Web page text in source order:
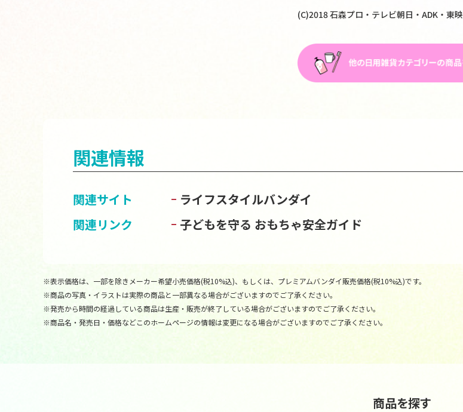
(C)2018 石森プロ・テレビ朝日・ADK・東映
関連情報
関連サイト
ライフスタイルバンダイ
関連リンク
子どもを守る おもちゃ安全ガイド
※表示価格は、一部を除きメーカー希望小売価格(税10%込)、もしくは、プレミアムバンダイ販売価格(税10%込)です。
※商品の写真・イラストは実際の商品と一部異なる場合がございますのでご了承ください。
※発売から時間の経過している商品は生産・販売が終了している場合がございますのでご了承ください。
※商品名・発売日・価格などこのホームページの情報は変更になる場合がございますのでご了承ください。
商品を探す